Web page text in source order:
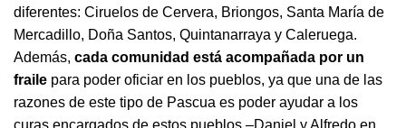
diferentes: Ciruelos de Cervera, Briongos, Santa María de
Mercadillo, Doña Santos, Quintanarraya y Caleruega.
Además, cada comunidad está acompañada por un
fraile para poder oficiar en los pueblos, ya que una de las
razones de este tipo de Pascua es poder ayudar a los